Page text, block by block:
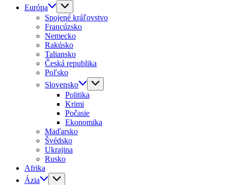
Európa
Spojené kráľovstvo
Francúzsko
Nemecko
Rakúsko
Taliansko
Česká republika
Poľsko
Slovensko
Politika
Krimi
Počasie
Ekonomika
Maďarsko
Švédsko
Ukrajina
Rusko
Afrika
Ázia